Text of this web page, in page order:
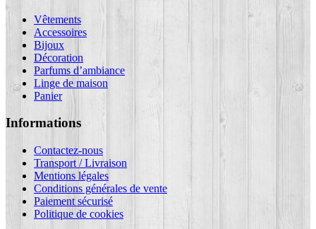
Vêtements
Accessoires
Bijoux
Décoration
Parfums d’ambiance
Linge de maison
Panier
Informations
Contactez-nous
Transport / Livraison
Mentions légales
Conditions générales de vente
Paiement sécurisé
Politique de cookies